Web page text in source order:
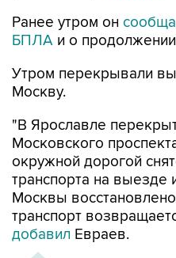
Ранее утром он
БПЛА и о
Утром перекрывали
Москву.
"В Ярославле
Московского
окружной дорогой
транспорта на выезде
Москвы
транспорт
добавил Евраев.